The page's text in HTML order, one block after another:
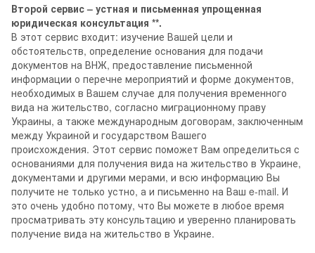
Второй сервис – устная и письменная упрощенная
юридическая консультация **.
В этот сервис входит: изучение Вашей цели и
обстоятельств, определение основания для подачи
документов на ВНЖ, предоставление письменной
информации о перечне мероприятий и форме документов,
необходимых в Вашем случае для получения временного
вида на жительство, согласно миграционному праву
Украины, а также международным договорам, заключенным
между Украиной и государством Вашего
происхождения. Этот сервис поможет Вам определиться с
основаниями для получения вида на жительство в Украине,
документами и другими мерами, и всю информацию Вы
получите не только устно, а и письменно на Ваш e-mail. И
это очень удобно потому, что Вы можете в любое время
просматривать эту консультацию и уверенно планировать
получение вида на жительство в Украине.